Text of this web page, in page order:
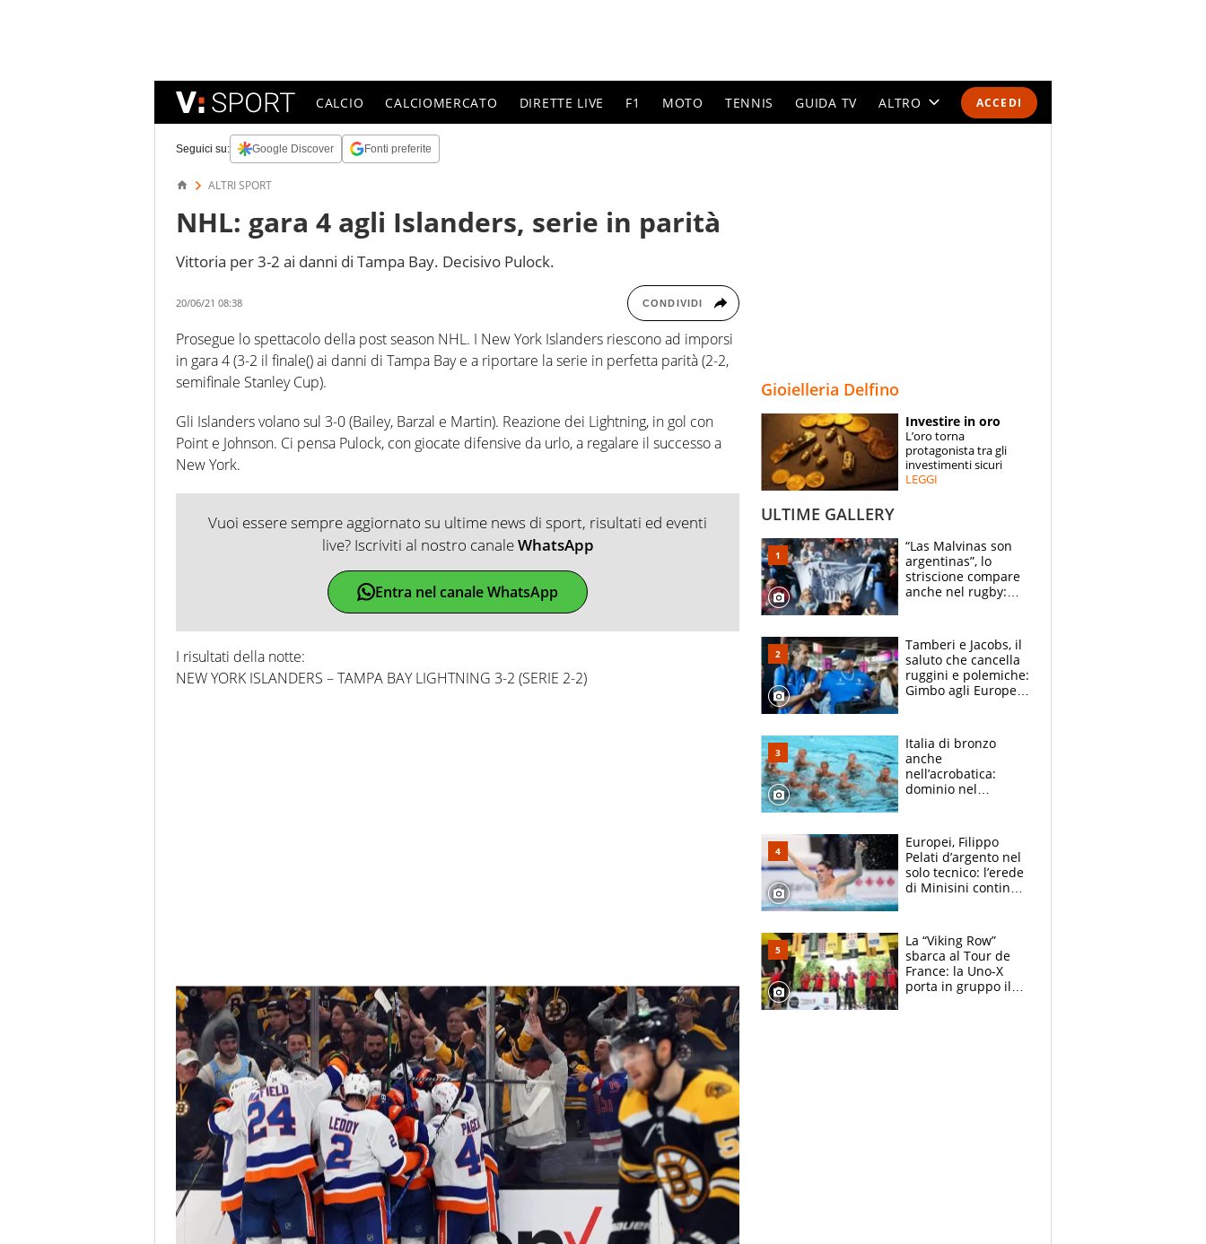
ACCEDI
CALCIO CALCIOMERCATO DIRETTE LIVE F1 MOTO TENNIS GUIDA TV ALTRO
SPECIALI
ESPERTI
Seguici su: Google Discover Fonti preferite
ALTRI SPORT
NHL: gara 4 agli Islanders, serie in parità
Vittoria per 3-2 ai danni di Tampa Bay. Decisivo Pulock.
20/06/21 08:38 CONDIVIDI
Prosegue lo spettacolo della post season NHL. I New York Islanders riescono ad imporsi
in gara 4 (3-2 il finale() ai danni di Tampa Bay e a riportare la serie in perfetta parità (2-2,
semifinale Stanley Cup).
Gli Islanders volano sul 3-0 (Bailey, Barzal e Martin). Reazione dei Lightning, in gol con
Point e Johnson. Ci pensa Pulock, con giocate difensive da urlo, a regalare il successo a
New York.
Vuoi essere sempre aggiornato su ultime news di sport, risultati ed eventi
live? Iscriviti al nostro canaleWhatsApp
Entra nel canale WhatsApp
I risultati della notte:
NEW YORK ISLANDERS – TAMPA BAY LIGHTNING 3-2 (SERIE 2-2)
Gioielleria Delfino
Investire in oro
L’oro torna
protagonista tra gli
investimenti sicuri
LEGGI
ULTIME GALLERY
“Las Malvinas son
argentinas”, lo
striscione compare
anche nel rugby:
un caso
Tamberi e Jacobs, il
saluto che cancella
ruggini e polemiche:
Gimbo agli Europei
Italia di bronzo
anche
nell’acrobatica:
dominio nel
e compagni
continuare
Europei, Filippo
Pelati d’argento nel
solo tecnico: l’erede
di Minisini continua
mirino
La “Viking Row”
sbarca al Tour de
France: la Uno-X
porta in gruppo il